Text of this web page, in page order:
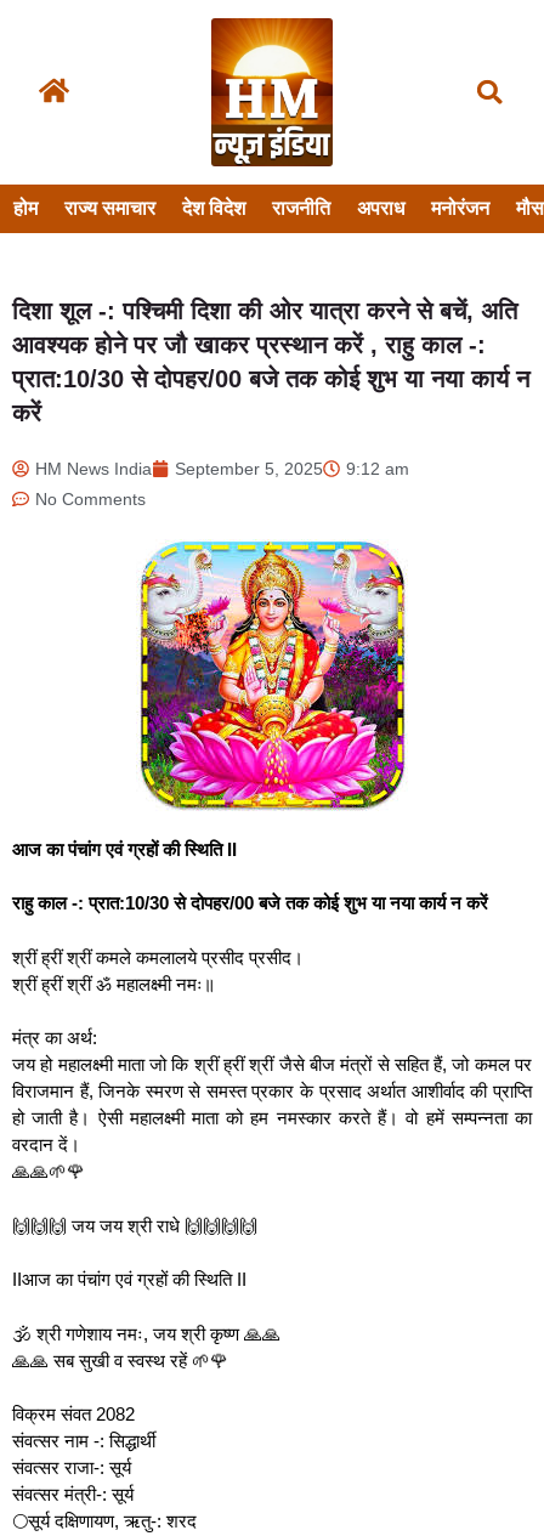
होम राज्य समाचार देश विदेश राजनीति अपराध मनोरंजन
दिशा शूल -: पश्चिमी दिशा की ओर यात्रा करने से बचें, अति
आवश्यक होने पर जौ खाकर प्रस्थान करें , राहु काल -:
प्रात:10/30 से दोपहर/00 बजे तक कोई शुभ या नया कार्य न
करें
HM News India September 5, 2025
9:12 am
No Comments
आज का पंचांग एवं ग्रहों की स्थिति II
राहु काल -: प्रात:10/30 से दोपहर/00 बजे तक कोई शुभ या नया कार्य न करें
श्रीं ह्रीं श्रीं कमले कमलालये प्रसीद प्रसीद।
श्रीं ह्रीं श्रीं ॐ महालक्ष्मी नमः॥
मंत्र का अर्थ:
जय हो महालक्ष्मी माता जो कि श्रीं ह्रीं श्रीं जैसे बीज मंत्रों से सहित हैं, जो कमल पर
विराजमान हैं, जिनके स्मरण से समस्त प्रकार के प्रसाद अर्थात आशीर्वाद की प्राप्ति
हो जाती है। ऐसी महालक्ष्मी माता को हम नमस्कार करते हैं। वो हमें सम्पन्नता का
वरदान दें।
🙏🙏🌱🌹
🙌🙌🙌 जय जय श्री राधे 🙌🙌🙌🙌
IIआज का पंचांग एवं ग्रहों की स्थिति II
🕉 श्री गणेशाय नमः, जय श्री कृष्ण 🙏🙏
🙏🙏 सब सुखी व स्वस्थ रहें 🌱🌹
विक्रम संवत 2082
संवत्सर नाम -: सिद्धार्थी
संवत्सर राजा-: सूर्य
संवत्सर मंत्री-: सूर्य
🌕सूर्य दक्षिणायण, ऋतु-: शरद